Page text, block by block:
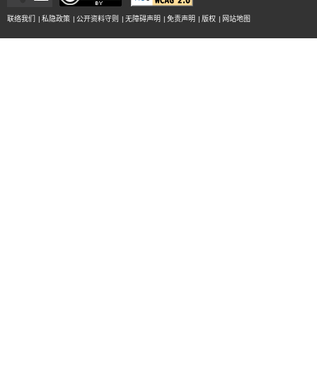
联络我们 | 私隐政策 | 公开资料守则 | 无障碍声明 | 免责声明 | 版权 | 网站地图